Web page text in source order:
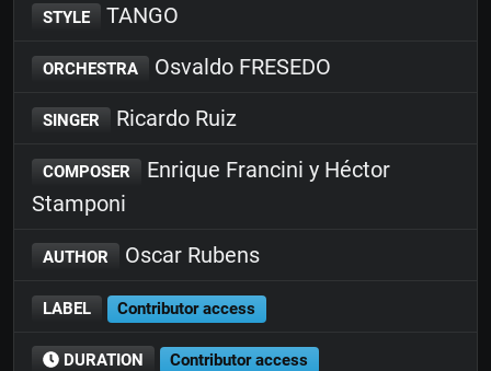
STYLE TANGO
ORCHESTRA Osvaldo FRESEDO
SINGER Ricardo Ruiz
COMPOSER
Enrique Francini y Héctor
Stamponi
AUTHOR Oscar Rubens
LABEL Contributor access
DURATION Contributor access